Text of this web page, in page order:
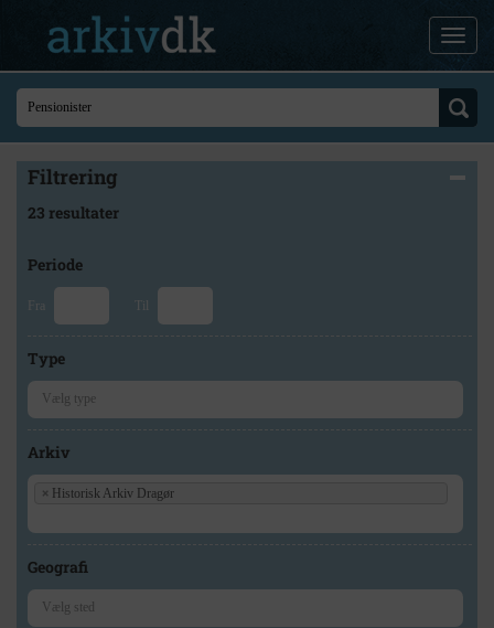
Filtrering
23 resultater
Periode
Fra Til
Type
Arkiv
× Historisk Arkiv Dragør
Geografi